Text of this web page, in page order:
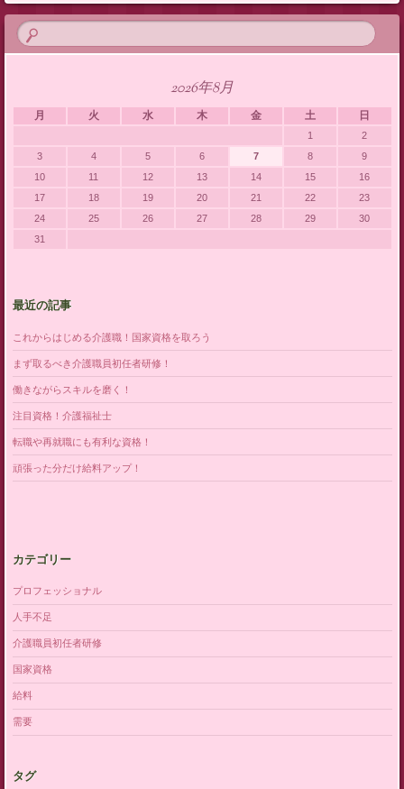
2026年8月
月 火 水 木 金 土 日
1
2
3
4 5 6 7 8
9
10
11 12 13 14 15
16
17
18 19 20 21 22
23
24
25 26 27 28 29
30
31
最近の記事
これからはじめる介護職！国家資格を取ろう
まず取るべき介護職員初任者研修！
働きながらスキルを磨く！
注目資格！介護福祉士
転職や再就職にも有利な資格！
頑張った分だけ給料アップ！
カテゴリー
プロフェッショナル
人手不足
介護職員初任者研修
国家資格
給料
需要
タグ